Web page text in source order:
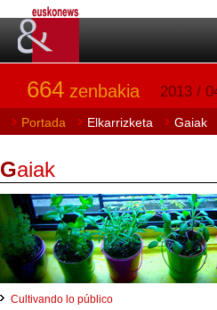
664 zenbakia 2013 /
Portada Elkarrizketa Gaiak
Gaiak
Cultivando lo público